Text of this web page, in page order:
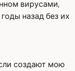
вирусами,
назад без их
создают мою